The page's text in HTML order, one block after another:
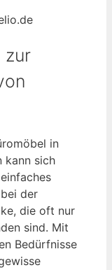
zur
in
kann sich
der
die oft nur
sind. Mit
Bedürfnisse